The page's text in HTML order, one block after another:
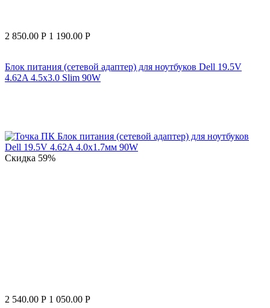
2 850.00 Р 1 190.00 Р
Блок питания (сетевой адаптер) для ноутбуков Dell 19.5V
4.62A 4.5x3.0 Slim 90W
Скидка 59%
2 540.00 Р 1 050.00 Р